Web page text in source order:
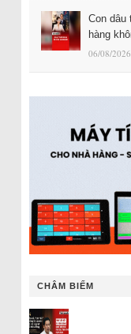
Con dâu
hàng
06/08/2026
CHÂM BIẾM